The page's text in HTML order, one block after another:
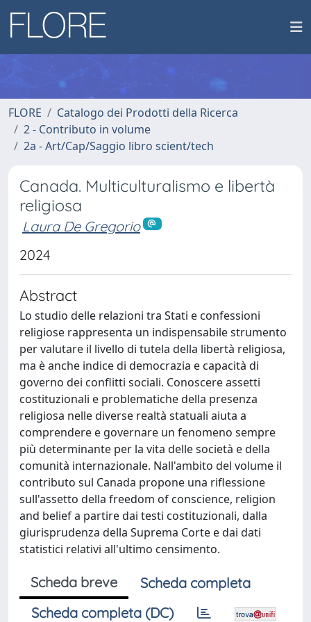
FLORE
Catalogo dei Prodotti della Ricerca
2 - Contributo in volume
2a - Art/Cap/Saggio libro scient/tech
Canada. Multiculturalismo e libertà
religiosa
Laura De Gregorio
2024
Abstract
Lo studio delle relazioni tra Stati e confessioni
religiose rappresenta un indispensabile strumento
per valutare il livello di tutela della libertà religiosa,
ma è anche indice di democrazia e capacità di
governo dei conflitti sociali. Conoscere assetti
costituzionali e problematiche della presenza
religiosa nelle diverse realtà statuali aiuta a
comprendere e governare un fenomeno sempre
più determinante per la vita delle società e della
comunità internazionale. Nall'ambito del volume il
contributo sul Canada propone una riflessione
sull'assetto della freedom of conscience, religion
and belief a partire dai testi costituzionali, dalla
giurisprudenza della Suprema Corte e dai dati
statistici relativi all'ultimo censimento.
Scheda breve
Scheda completa
Scheda completa (DC)